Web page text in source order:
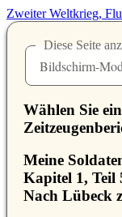
Zweiter Weltkrieg,
Diese Seite
Bildschirm-
Wählen Sie
Meine
Kapitel 1, Teil
Nach Lübeck